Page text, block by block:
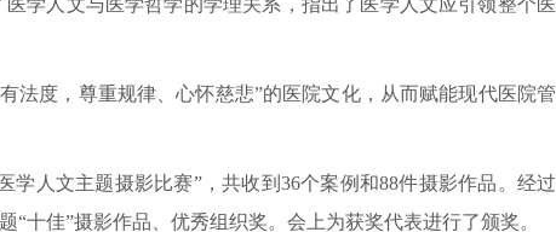
人文与医学哲学的学理关系，指出了医学人文应引领整个医
度，尊重规律、心怀慈悲”的医院文化，从而赋能现代医院管
人文主题摄影比赛”，共收到36个案例和88件摄影作品。经过
十佳”摄影作品、优秀组织奖。会上为获奖代表进行了颁奖。